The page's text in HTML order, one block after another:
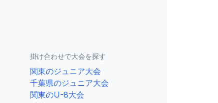
掛け合わせで大会を探す
関東のジュニア大会
千葉県のジュニア大会
関東のU-8大会